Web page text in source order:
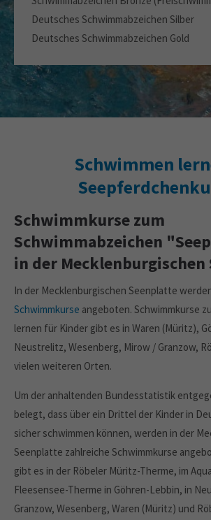
Deutsches Schwimmabzeichen Silber
Deutsches Schwimmabzeichen Gold
Schwimmen
Schwimmkurse zum
Schwimmabzeichen
in der
In der Mecklenburgischen Seenplatte
Schwimmkurse angeboten. Schwimmkurse
lernen für Kinder gibt es in Waren (Müritz),
Neustrelitz, Wesenberg, Mirow / Granzow,
vielen weiteren Orten.
Um der anhaltenden Bundesstatistik
belegt, dass über ein Drittel der Kinder in
sicher schwimmen können, werden in der
Seenplatte zahlreiche Schwimmkurse
gibt es in der Röbeler Müritz-Therme, im
Fleesensee-Therme in Göhren-Lebbin, in
Granzow, Wesenberg, Waren (Müritz) und